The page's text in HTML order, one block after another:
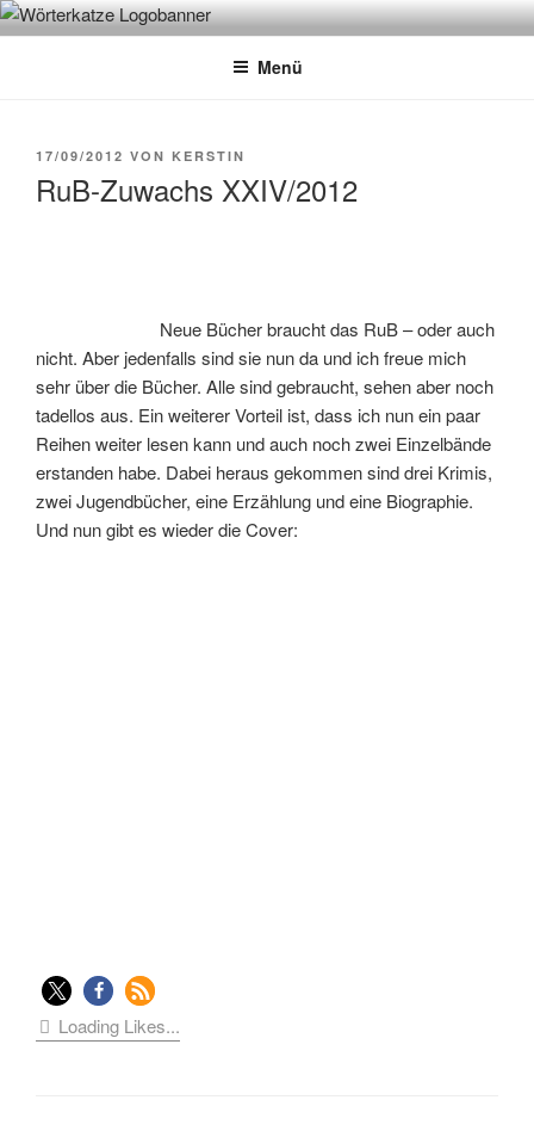
Zum
InhaltWÖRTERKATZE
Von Büchern erzählen
Menü
VERÖFFENTLICHT
17/09/2012 VON KERSTIN
RuB-Zuwachs XXIV/2012
Neue Bücher braucht das RuB – oder auch
nicht. Aber jedenfalls sind sie nun da und ich freue mich
sehr über die Bücher. Alle sind gebraucht, sehen aber noch
tadellos aus. Ein weiterer Vorteil ist, dass ich nun ein paar
Reihen weiter lesen kann und auch noch zwei Einzelbände
erstanden habe. Dabei heraus gekommen sind drei Krimis,
zwei Jugendbücher, eine Erzählung und eine Biographie.
Und nun gibt es wieder die Cover:
Loading Likes...